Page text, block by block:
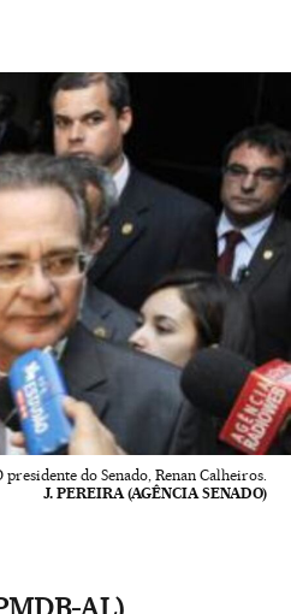
presidente do Senado, Renan Calheiros.
J. PEREIRA (AGÊNCIA SENADO)